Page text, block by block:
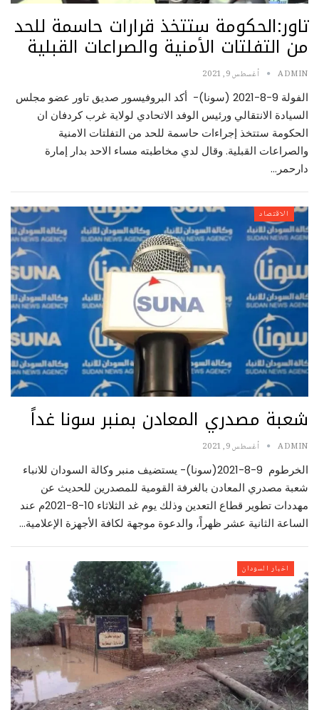
تاور:الحكومة ستتخذ قرارات حاسمة للحد
من التفلتات الأمنية والصراعات القبلية
ADMIN أغسطس 9, 2021
الفولة 9-8-2021 (سونا)- أكد البروفيسور صديق تاور عضو مجلس
السيادة الانتقالي ورئيس الوفد الاتحادي لولاية غرب كردفان ان
الحكومة ستتخذ إجراءات حاسمة للحد من التفلتات الامنية
والصراعات القبلية. وقال لدي مخاطبته مساء الاحد بدار إمارة
دارحمر…
الاقتصاد
شعبة مصدري المعادن بمنبر سونا غداً
ADMIN أغسطس 9, 2021
الخرطوم 9-8-2021(سونا)- يستضيف منبر وكالة السودان للانباء
شعبة مصدري المعادن بالغرفة القومية للمصدرين للحديث عن
مهددات تطوير قطاع التعدين وذلك يوم غد الثلاثاء 10-8-2021م عند
الساعة الثانية عشر ظهراً، والدعوة موجهة لكافة الأجهزة الإعلامية…
اخبار السودان